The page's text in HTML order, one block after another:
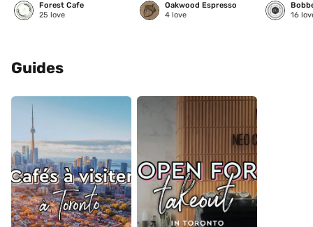
Forest Cafe
25 love
Oakwood Espresso
4 love 16
Guides